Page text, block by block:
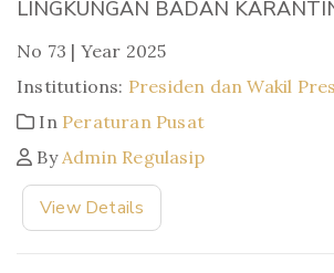
LINGKUNGAN BADAN
No 73 | Year 2025
Institutions: Presiden dan Wakil
In Peraturan Pusat
ByAdmin Regulasip
View Details